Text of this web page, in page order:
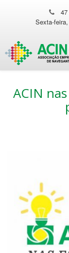
Sexta-
ACIN